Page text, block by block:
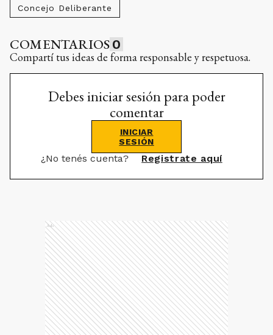
Concejo Deliberante
COMENTARIOS 0
Compartí tus ideas de forma responsable y respetuosa.
Debes iniciar sesión para poder
comentar
INICIAR
SESIÓN
¿No tenés cuenta? Registrate aquí
Ads